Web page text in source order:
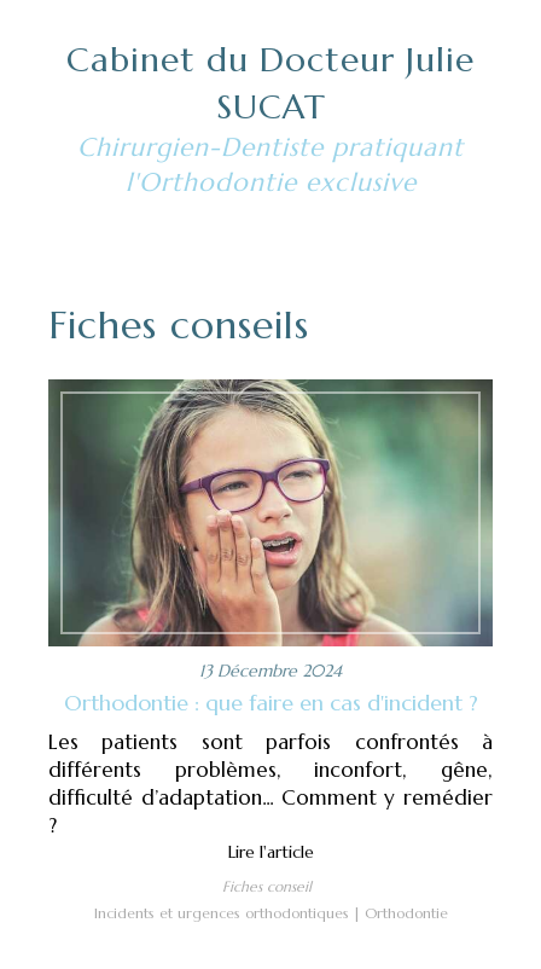
Cabinet du Docteur Julie
SUCAT
Chirurgien-Dentiste pratiquant
l'Orthodontie exclusive
Fiches conseils
13 Décembre 2024
Orthodontie : que faire en cas d'incident ?
Les patients sont parfois confrontés à
différents problèmes, inconfort, gêne,
difficulté d’adaptation... Comment y remédier
?
Lire l'article
Fiches conseil
Incidents et urgences orthodontiques
Orthodontie